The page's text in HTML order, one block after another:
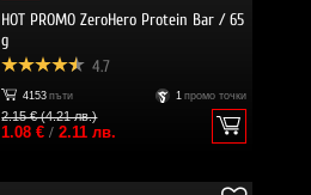
HOT PROMO ZeroHero Protein Bar / 65
g
4.7
4153 пъти 1 промо точки
2.15 € (4.21 лв.)
1.08 €/ 2.11 лв.